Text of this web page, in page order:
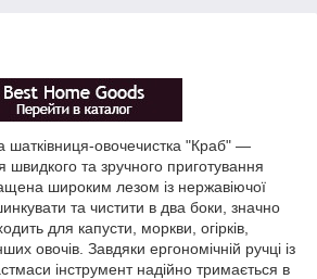
шатківниця-овочечистка "Краб" —
швидкого та зручного приготування
широким лезом із нержавіючої
та чистити в два боки, значно
для капусти, моркви, огірків,
овочів. Завдяки ергономічній ручці із
інструмент надійно тримається в